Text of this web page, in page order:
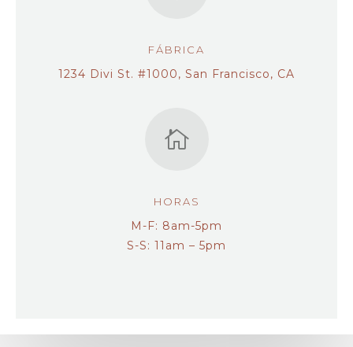
FÁBRICA
1234 Divi St. #1000, San Francisco, CA

HORAS
M-F: 8am-5pm
S-S: 11am – 5pm